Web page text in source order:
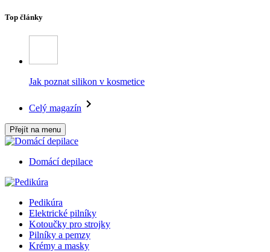
Top články
Jak poznat silikon v kosmetice
Celý magazín
Přejít na menu
Domácí depilace
Pedikúra
Elektrické pilníky
Kotoučky pro strojky
Pilníky a pemzy
Krémy a masky